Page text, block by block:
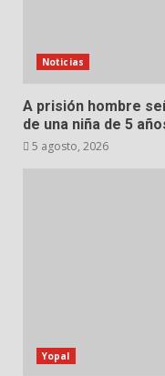
Noticias
A prisión hombre
de una niña de 5
5 agosto, 2026
Yopal